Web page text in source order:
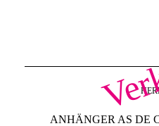
ANHÄNGER AS DE